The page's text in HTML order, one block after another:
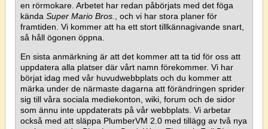
en rörmokare. Arbetet har redan påbörjats med det föga
kända Super Mario Bros.
, och vi har stora planer för
framtiden. Vi kommer att ha ett stort tillkännagivande snart,
så håll ögonen öppna.
En sista anmärkning är att det kommer att ta tid för oss att
uppdatera alla platser där vårt namn förekommer. Vi har
börjat idag med vår huvudwebbplats och du kommer att
märka under de närmaste dagarna att förändringen sprider
sig till våra sociala mediekonton, wiki, forum och de sidor
som ännu inte uppdaterats på vår webbplats. Vi arbetar
också med att släppa PlumberVM 2.0 med tillägg av två nya